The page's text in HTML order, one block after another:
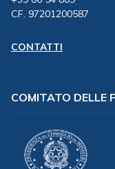
CF. 97201200587
CONTATTI
COMITATO DELLE